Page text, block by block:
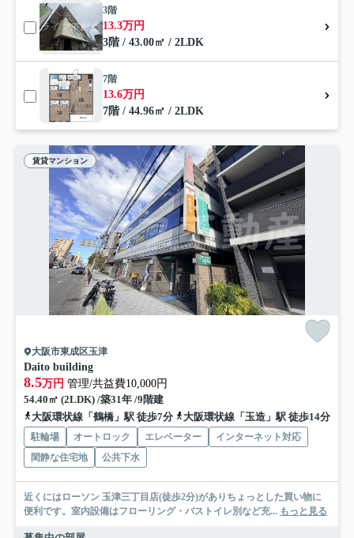
3階
13.3万円
3階 / 43.00㎡ / 2LDK
7階
13.6万円
7階 / 44.96㎡ / 2LDK
賃貸マンション
大阪市東成区玉津
Daito building
8.5万円 管理/共益費10,000円
54.40㎡ (2LDK) /築31年 /9階建
大阪環状線「鶴橋」駅 徒歩7分
大阪環状線「玉造」駅 徒歩14分
駐輪場 オートロック エレベーター
インターネット対応
閑静な住宅地
公共下水
近くにはローソン 玉津三丁目店(徒歩2分)がありちょっとした買い物に
便利です。室内設備はフローリング・バストイレ別など充... もっと見る